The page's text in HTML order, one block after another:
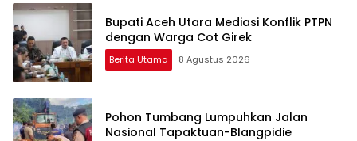
Bupati Aceh Utara Mediasi Konflik PTPN
dengan Warga Cot Girek
Berita Utama 8 Agustus 2026
Pohon Tumbang Lumpuhkan Jalan
Nasional Tapaktuan-Blangpidie